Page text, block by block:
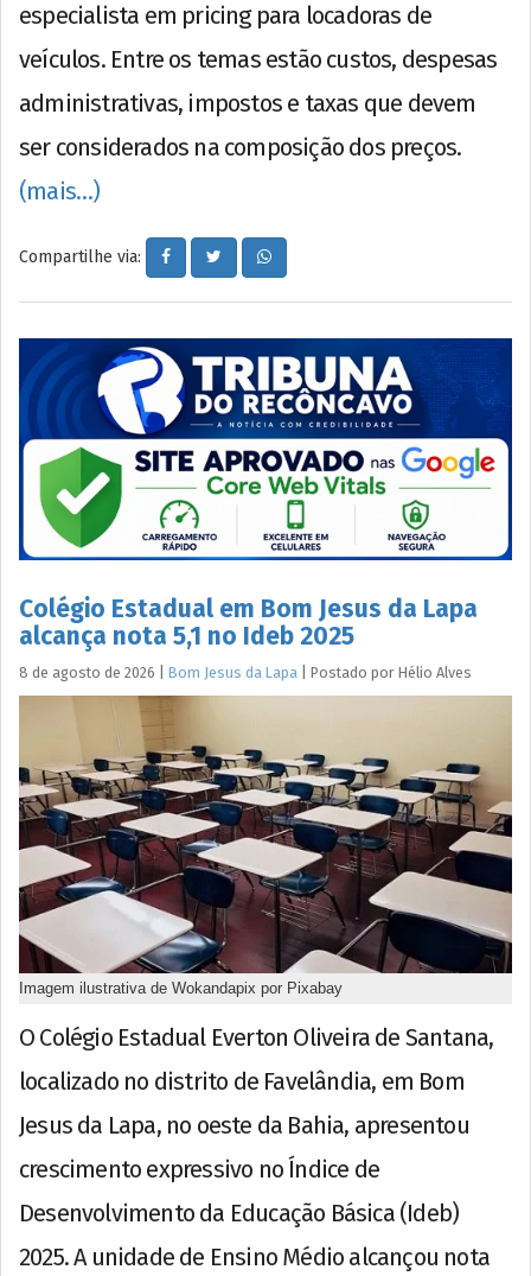
especialista em pricing para locadoras de
veículos. Entre os temas estão custos, despesas
administrativas, impostos e taxas que devem
ser considerados na composição dos preços.
(mais…)
Compartilhe via:
Colégio Estadual em Bom Jesus da Lapa
alcança nota 5,1 no Ideb 2025
8 de agosto de 2026 Bom Jesus da Lapa Postado por Hélio Alves
Imagem ilustrativa de Wokandapix por Pixabay
O Colégio Estadual Everton Oliveira de Santana,
localizado no distrito de Favelândia, em Bom
Jesus da Lapa, no oeste da Bahia, apresentou
crescimento expressivo no Índice de
Desenvolvimento da Educação Básica (Ideb)
2025. A unidade de Ensino Médio alcançou nota